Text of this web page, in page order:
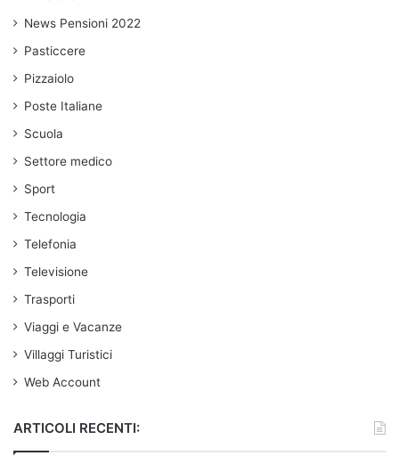
News Pensioni 2022
Pasticcere
Pizzaiolo
Poste Italiane
Scuola
Settore medico
Sport
Tecnologia
Telefonia
Televisione
Trasporti
Viaggi e Vacanze
Villaggi Turistici
Web Account
ARTICOLI RECENTI: